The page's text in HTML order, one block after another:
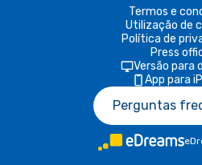
Termos e
Utilização de
Política de
Press
Versão para
App para
Perguntas